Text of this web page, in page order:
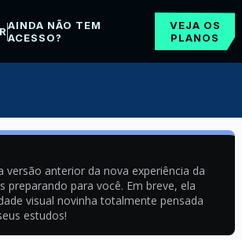
AINDA NÃO TEM
ACESSO?
VEJA OS
PLANOS
versão anterior da nova experiência da
preparando para você. Em breve, ela
visual novinha totalmente pensada
estudos!